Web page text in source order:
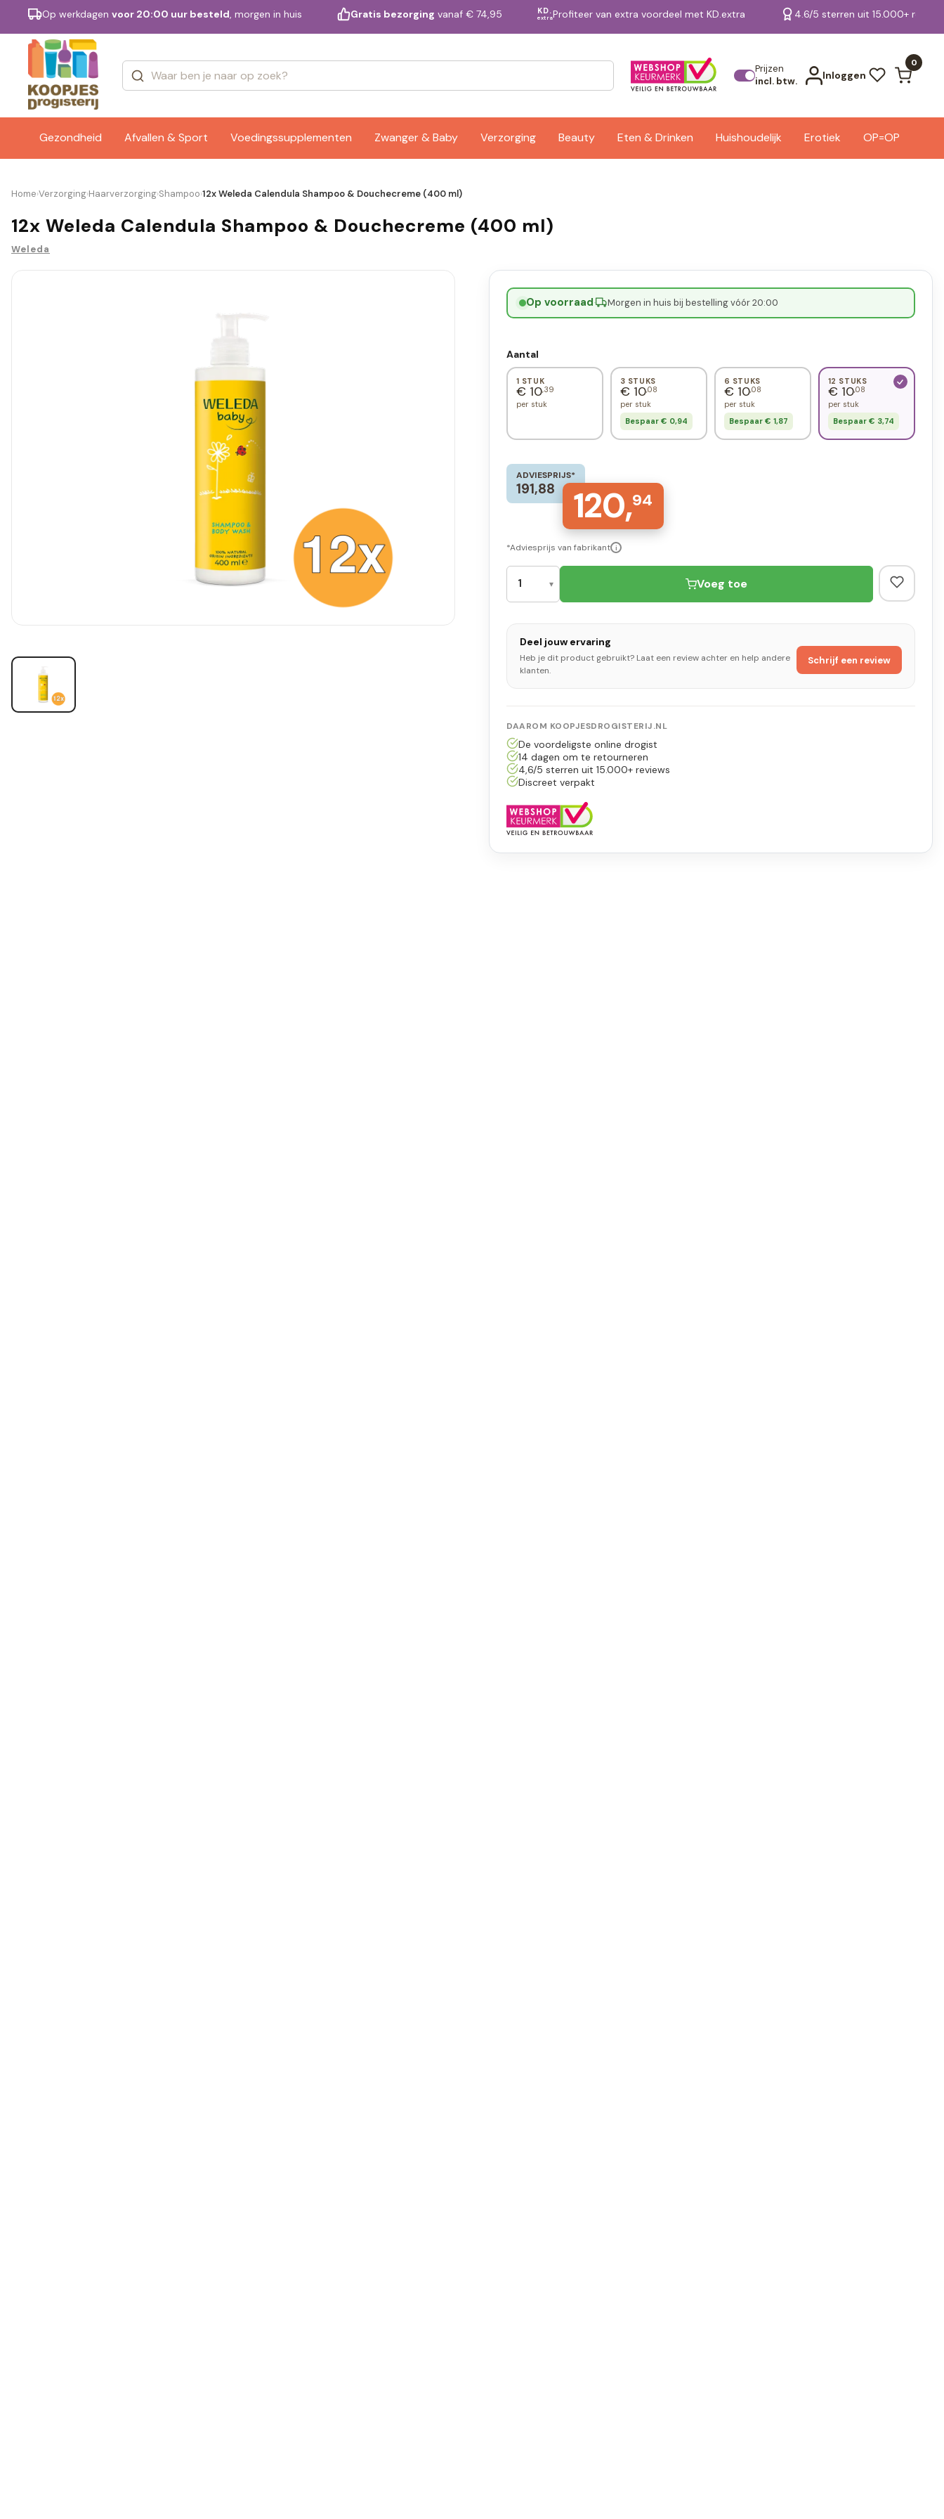
Op werkdagen voor 20:00 uur besteld, morgen in huis Gratis bezorging vanaf € 74,95 KD.
extraProfiteer van extra voordeel met KD.extra 4.6/5 sterren uit 15.000+
Prijzen
incl. btw.
Inloggen
0
Gezondheid Afvallen & Sport Voedingssupplementen Zwanger & Baby Verzorging Beauty Eten & Drinken Huishoudelijk Erotiek OP=OP
Merken Bekijk alle resultaten
Home›Verzorging›Haarverzorging›Shampoo›12x Weleda Calendula Shampoo & Douchecreme (400 ml)
12x Weleda Calendula Shampoo & Douchecreme (400 ml)
Weleda
Op voorraad· Morgen in huis bij bestelling vóór 20:00
Aantal
1 STUK
€ 10,39
per stuk
3 STUKS
€ 10,08
per stuk
Bespaar € 0,94
6 STUKS
€ 10,08
per stuk
Bespaar € 1,87
12 STUKS
€ 10,08
per stuk
Bespaar € 3,74
ADVIESPRIJS*
191,88 120,94
*Adviesprijs van fabrikant i
Voeg toe
Deel jouw ervaring
Heb je dit product gebruikt? Laat een review achter en help andere
klanten.
Schrijf een review
DAAROM KOOPJESDROGISTERIJ.NL
De voordeligste online drogist
14 dagen om te retourneren
4,6/5 sterren uit 15.000+ reviews
Discreet verpakt